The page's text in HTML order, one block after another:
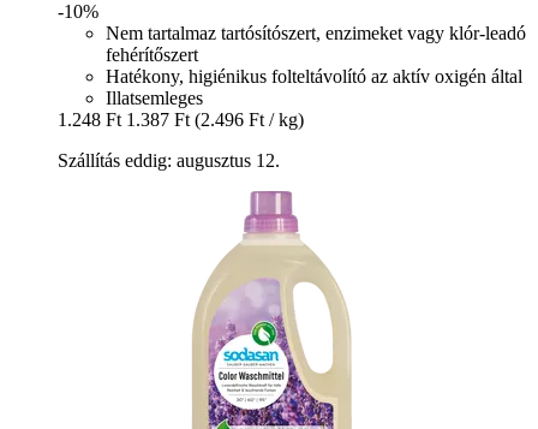
-10%
Nem tartalmaz tartósítószert, enzimeket vagy klór-leadó
fehérítőszert
Hatékony, higiénikus folteltávolító az aktív oxigén által
Illatsemleges
1.248 Ft 1.387 Ft (2.496 Ft / kg)
Szállítás eddig: augusztus 12.